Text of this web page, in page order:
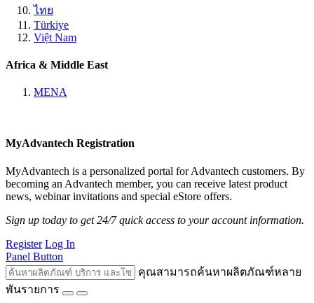
ไทย
Türkiye
Việt Nam
Africa & Middle East
MENA
MyAdvantech Registration
MyAdvantech is a personalized portal for Advantech customers. By
becoming an Advantech member, you can receive latest product
news, webinar invitations and special eStore offers.
Sign up today to get 24/7 quick access to your account information.
Register Log In
Panel Button
คุณสามารถค้นหาผลิตภัณฑ์หลาย
พันรายการ